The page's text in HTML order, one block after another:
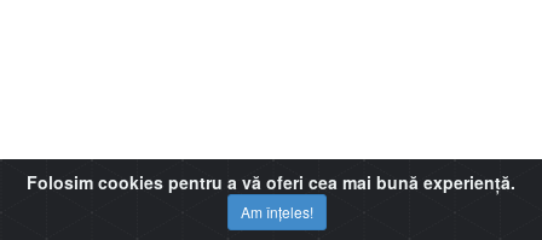
Folosim cookies pentru a vă oferi cea mai bună experiență.
Am înțeles!